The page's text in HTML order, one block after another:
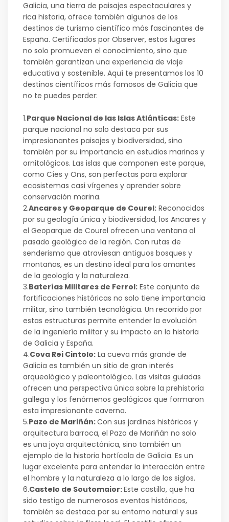
Galicia, una tierra de paisajes espectaculares y
rica historia, ofrece también algunos de los
destinos de turismo científico más fascinantes de
España. Certificados por Observer, estos lugares
no solo promueven el conocimiento, sino que
también garantizan una experiencia de viaje
educativa y sostenible. Aquí te presentamos los 10
destinos científicos más famosos de Galicia que
no te puedes perder:
1.Parque Nacional de las Islas Atlánticas: Este
parque nacional no solo destaca por sus
impresionantes paisajes y biodiversidad, sino
también por su importancia en estudios marinos y
ornitológicos. Las islas que componen este parque,
como Cíes y Ons, son perfectas para explorar
ecosistemas casi vírgenes y aprender sobre
conservación marina.
2.Ancares y Geoparque de Courel: Reconocidos
por su geología única y biodiversidad, los Ancares y
el Geoparque de Courel ofrecen una ventana al
pasado geológico de la región. Con rutas de
senderismo que atraviesan antiguos bosques y
montañas, es un destino ideal para los amantes
de la geología y la naturaleza.
3.Baterías Militares de Ferrol: Este conjunto de
fortificaciones históricas no solo tiene importancia
militar, sino también tecnológica. Un recorrido por
estas estructuras permite entender la evolución
de la ingeniería militar y su impacto en la historia
de Galicia y España.
4.Cova Rei Cintolo: La cueva más grande de
Galicia es también un sitio de gran interés
arqueológico y paleontológico. Las visitas guiadas
ofrecen una perspectiva única sobre la prehistoria
gallega y los fenómenos geológicos que formaron
esta impresionante caverna.
5.Pazo de Mariñán:Con sus jardines históricos y
arquitectura barroca, el Pazo de Mariñán no solo
es una joya arquitectónica, sino también un
ejemplo de la historia hortícola de Galicia. Es un
lugar excelente para entender la interacción entre
el hombre y la naturaleza a lo largo de los siglos.
6.Castelo de Soutomaior:Este castillo, que ha
sido testigo de numerosos eventos históricos,
también se destaca por su entorno natural y sus